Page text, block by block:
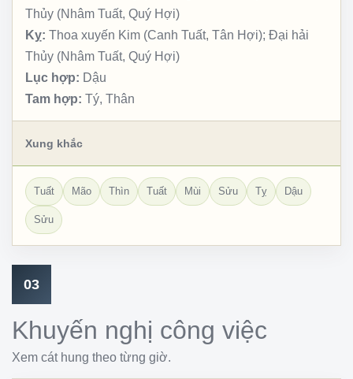
Thủy (Nhâm Tuất, Quý Hợi)
Kỵ: Thoa xuyến Kim (Canh Tuất, Tân Hợi); Đại hải
Thủy (Nhâm Tuất, Quý Hợi)
Lục hợp: Dậu
Tam hợp: Tý, Thân
Xung khắc
Tuất Mão Thìn Tuất Mùi Sửu Tỵ Dậu
Sửu
03
Khuyến nghị công việc
Xem cát hung theo từng giờ.